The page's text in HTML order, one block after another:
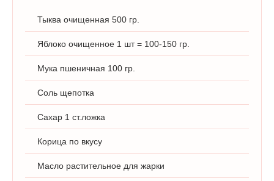
Тыква очищенная 500 гр.
Яблоко очищенное 1 шт = 100-150 гр.
Мука пшеничная 100 гр.
Соль щепотка
Сахар 1 ст.ложка
Корица по вкусу
Масло растительное для жарки